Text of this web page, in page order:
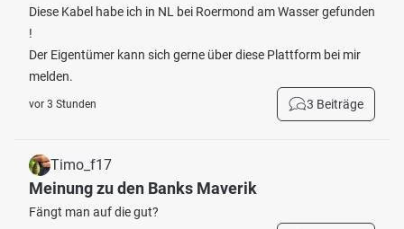
Diese Kabel habe ich in NL bei Roermond am Wasser gefunden
!
Der Eigentümer kann sich gerne über diese Plattform bei mir
melden.
vor 3 Stunden 3 Beiträge
Timo_f17
Meinung zu den Banks Maverik
Fängt man auf die gut?